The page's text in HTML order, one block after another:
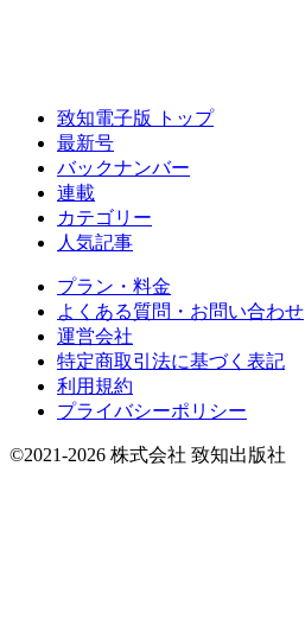
致知電子版 トップ
最新号
バックナンバー
連載
カテゴリー
人気記事
プラン・料金
よくある質問・お問い合わせ
運営会社
特定商取引法に基づく表記
利用規約
プライバシーポリシー
©2021-2026 株式会社 致知出版社